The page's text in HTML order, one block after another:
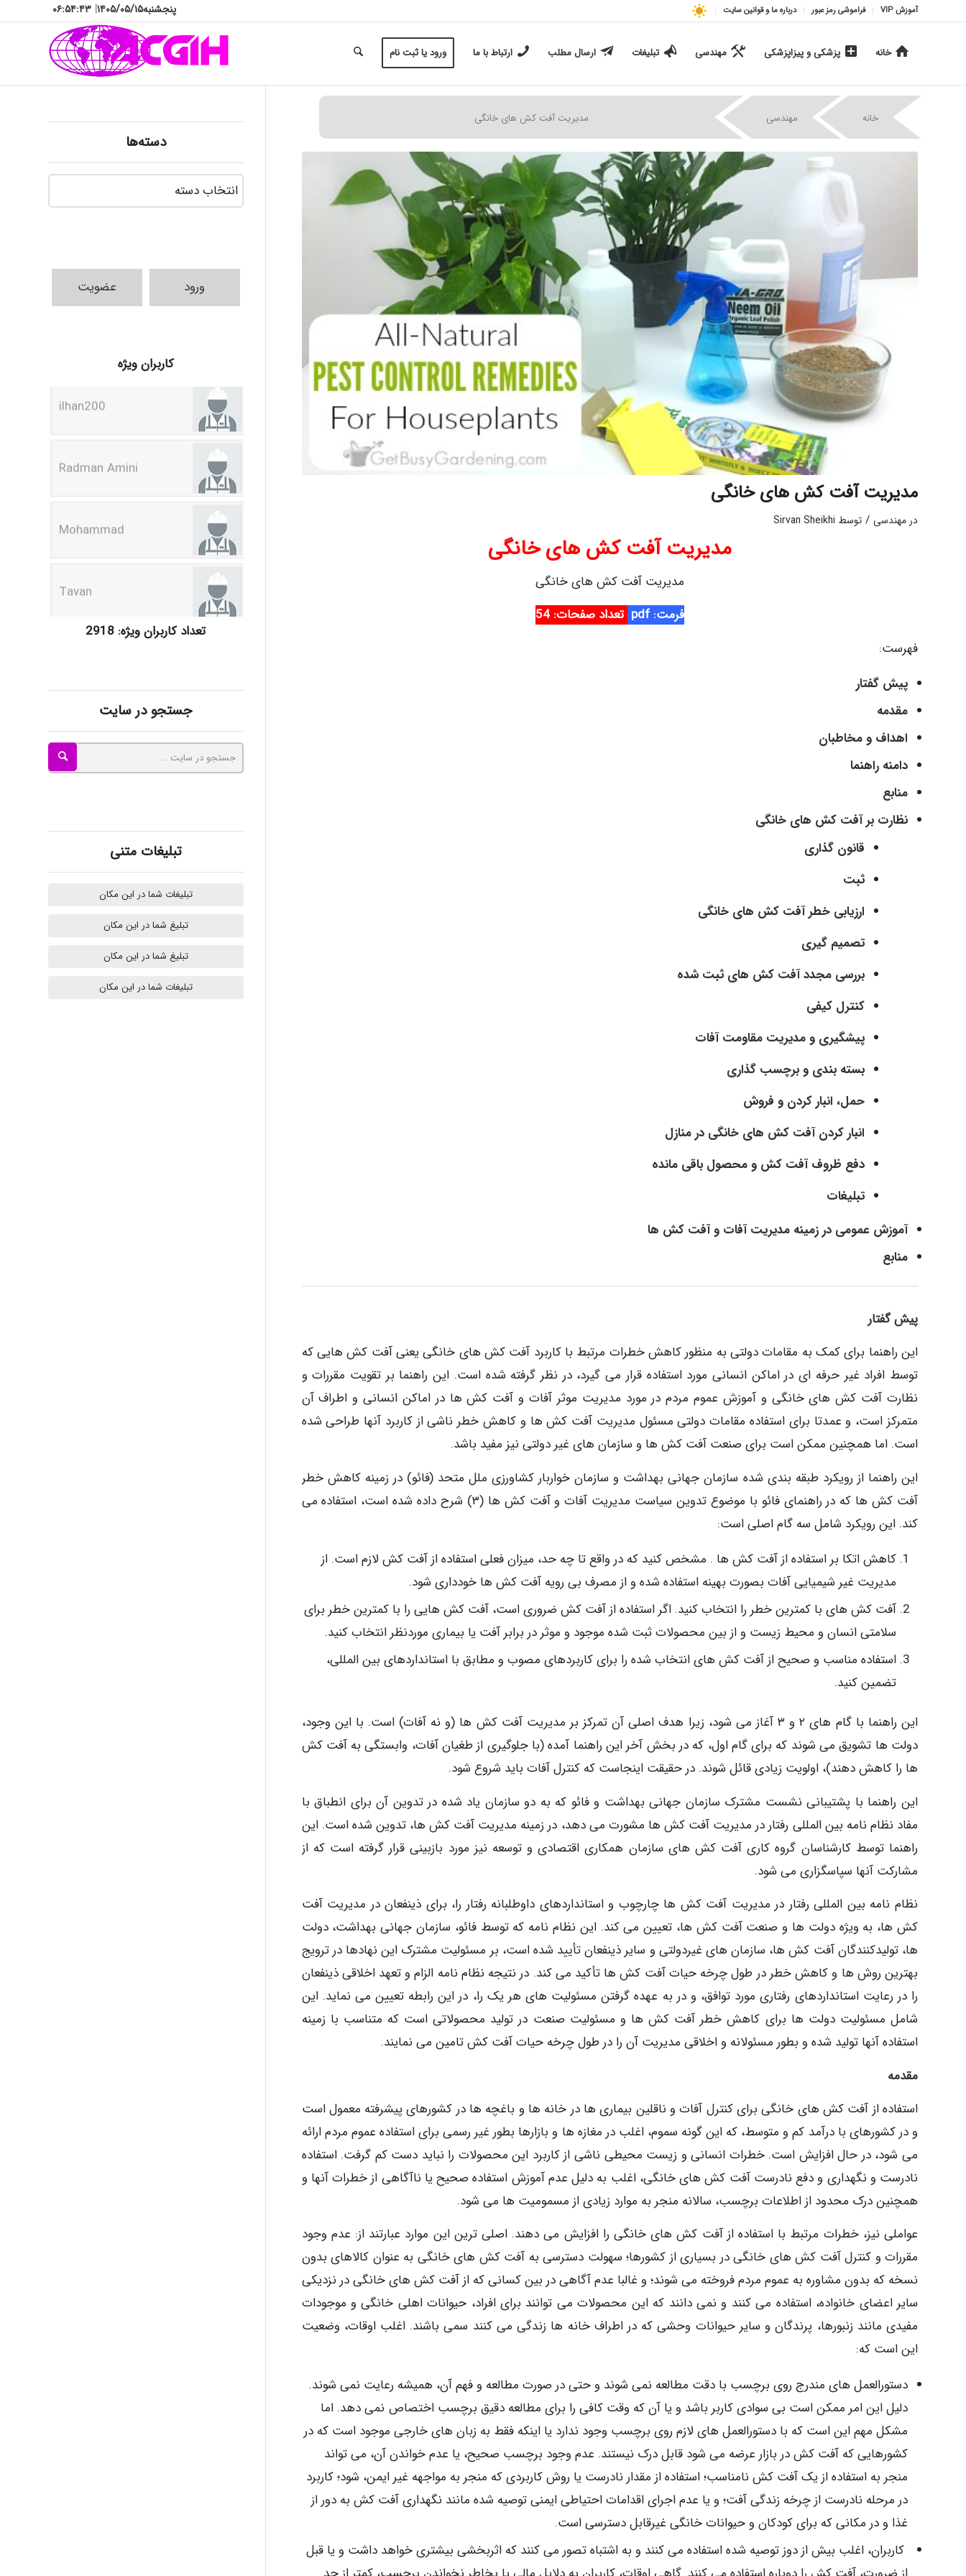
آموزش VIP فراموشی رمز عبور درباره ما و قوانین سایت پنجشنبه۱۴۰۵/۰۵/۱۵| ۰۶:۵۴:۴۴
خانه پزشکی و پیزاپزشکی مهندسی تبلیغات ارسال مطلب ارتباط با ما ورود یا ثبت نام
خانه مهندسی | مدیریت آفت کش های خانگی
مدیریت آفت کش های خانگی
در مهندسی / توسط Sirvan Sheikhi
مدیریت آفت کش های خانگی
مدیریت آفت کش های خانگی
فرمت: pdf تعداد صفحات:54
فهرست:
پیش گفتار
مقدمه
اهداف و مخاطبان
دامنه راهنما
منابع
نظارت بر آفت کش های خانگی
قانون گذاری
ثبت
ارزیابی خطر آفت کش های خانگی
تصمیم گیری
بررسی مجدد آفت کش های ثبت شده
کنترل کیفی
پیشگیری و مدیریت مقاومت آفات
بسته بندی و برچسب گذاری
حمل، انبار کردن و فروش
انبار کردن آفت کش های خانگی در منازل
دفع ظروف آفت کش و محصول باقی مانده
تبلیغات
آموزش عمومی در زمینه مدیریت آفات و آفت کش ها
منابع
پیش گفتار
این راهنما برای کمک به مقامات دولتی به منظور کاهش خطرات مرتبط با کاربرد آفت کش های خانگی یعنی آفت کش هایی که
توسط افراد غیر حرفه ای در اماکن انسانی مورد استفاده قرار می گیرد، در نظر گرفته شده است. این راهنما بر تقویت مقررات و
نظارت آفت کش های خانگی و آموزش عموم مردم در مورد مدیریت موثر آفات و آفت کش ها در اماکن انسانی و اطراف آن
متمرکز است، و عمدتا برای استفاده مقامات دولتی مسئول مدیریت آفت کش ها و کاهش خطر ناشی از کاربرد آنها طراحی شده
است. اما همچنین ممکن است برای صنعت آفت کش ها و سازمان های غیر دولتی نیز مفید باشد.
این راهنما از رویکرد طبقه بندی شده سازمان جهانی بهداشت و سازمان خواربار کشاورزی ملل متحد (فائو) در زمینه کاهش خطر
آفت کش ها که در راهنمای فائو با موضوع تدوین سیاست مدیریت آفات و آفت کش ها (۳) شرح داده شده است، استفاده می
کند. این رویکرد شامل سه گام اصلی است:
کاهش اتکا بر استفاده از آفت کش ها . مشخص کنید که در واقع تا چه حد، میزان فعلی استفاده از آفت کش لازم است. از
مدیریت غیر شیمیایی آفات بصورت بهینه استفاده شده و از مصرف بی رویه آفت کش ها خودداری شود.
آفت کش های با کمترین خطر را انتخاب کنید. اگر استفاده از آفت کش ضروری است، آفت کش هایی را با کمترین خطر برای
سلامتی انسان و محیط زیست و از بین محصولات ثبت شده موجود و موثر در برابر آفت یا بیماری موردنظر انتخاب کنید.
استفاده مناسب و صحیح از آفت کش های انتخاب شده را برای کاربردهای مصوب و مطابق با استانداردهای بین المللی،
تضمین کنید.
این راهنما با گام های ۲ و ۳ آغاز می شود، زیرا هدف اصلی آن تمرکز بر مدیریت آفت کش ها (و نه آفات) است. با این وجود،
دولت ها تشویق می شوند که برای گام اول، که در بخش آخر این راهنما آمده (با جلوگیری از طغیان آفات، وابستگی به آفت کش
ها را کاهش دهند)، اولویت زیادی قائل شوند. در حقیقت اینجاست که کنترل آفات باید شروع شود.
این راهنما با پشتیبانی نشست مشترک سازمان جهانی بهداشت و فائو که به دو سازمان یاد شده در تدوین آن برای انطباق با
مفاد نظام نامه بین المللی رفتار در مدیریت آفت کش ها مشورت می دهد، در زمینه مدیریت آفت کش ها، تدوین شده است. این
راهنما توسط کارشناسان گروه کاری آفت کش های سازمان همکاری اقتصادی و توسعه نیز مورد بازبینی قرار گرفته است که از
مشارکت آنها سپاسگزاری می شود.
نظام نامه بین المللی رفتار در مدیریت آفت کش ها چارچوب و استانداردهای داوطلبانه رفتار را، برای ذینفعان در مدیریت آفت
کش ها، به ویژه دولت ها و صنعت آفت کش ها، تعیین می کند. این نظام نامه که توسط فائو، سازمان جهانی بهداشت، دولت
ها، تولیدکنندگان آفت کش ها، سازمان های غیردولتی و سایر ذینفعان تأیید شده است، بر مسئولیت مشترک این نهادها در ترویج
بهترین روش ها و کاهش خطر در طول چرخه حیات آفت کش ها تأکید می کند. در نتیجه نظام نامه الزام و تعهد اخلاقی ذینفعان
را در رعایت استانداردهای رفتاری مورد توافق، و در به عهده گرفتن مسئولیت های هر یک را، در این رابطه تعیین می نماید. این
شامل مسئولیت دولت ها برای کاهش خطر آفت کش ها و مسئولیت صنعت در تولید محصولاتی است که متناسب با زمینه
استفاده آنها تولید شده و بطور مسئولانه و اخلاقی مدیریت آن را در طول چرخه حیات آفت کش تامین می نمایند.
مقدمه
استفاده از آفت کش های خانگی برای کنترل آفات و ناقلین بیماری ها در خانه ها و باغچه ها در کشورهای پیشرفته معمول است
و در کشورهای با درآمد کم و متوسط، که این گونه سموم، اغلب در مغازه ها و بازارها بطور غیر رسمی برای استفاده عموم مردم ارائه
می شود، در حال افزایش است. خطرات انسانی و زیست محیطی ناشی از کاربرد این محصولات را نباید دست کم گرفت. استفاده
نادرست و نگهداری و دفع نادرست آفت کش های خانگی، اغلب به دلیل عدم آموزش استفاده صحیح یا ناآگاهی از خطرات آنها و
همچنین درک محدود از اطلاعات برچسب، سالانه منجر به موارد زیادی از مسمومیت ها می شود.
عواملی نیز، خطرات مرتبط با استفاده از آفت کش های خانگی را افزایش می دهند. اصلی ترین این موارد عبارتند از: عدم وجود
مقررات و کنترل آفت کش های خانگی در بسیاری از کشورها؛ سهولت دسترسی به آفت کش های خانگی به عنوان کالاهای بدون
نسخه که بدون مشاوره به عموم مردم فروخته می شوند؛ و غالبا عدم آگاهی در بین کسانی که از آفت کش های خانگی در نزدیکی
سایر اعضای خانواده، استفاده می کنند و نمی دانند که این محصولات می توانند برای افراد، حیوانات اهلی خانگی و موجودات
مفیدی مانند زنبورها، پرندگان و سایر حیوانات وحشی که در اطراف خانه ها زندگی می کنند سمی باشند. اغلب اوقات، وضعیت
این است که:
دستورالعمل های مندرج روی برچسب با دقت مطالعه نمی شوند و حتی در صورت مطالعه و فهم آن، همیشه رعایت نمی شوند.
دلیل این امر ممکن است بی سوادی کاربر باشد و یا آن که وقت کافی را برای مطالعه دقیق برچسب اختصاص نمی دهد. اما
مشکل مهم این است که با دستورالعمل های لازم روی برچسب وجود ندارد یا اینکه فقط به زبان های خارجی موجود است که در
کشورهایی که آفت کش در بازار عرضه می شود قابل درک نیستند. عدم وجود برچسب صحیح، یا عدم خواندن آن، می تواند
منجر به استفاده از یک آفت کش نامناسب؛ استفاده از مقدار نادرست یا روش کاربردی که منجر به مواجهه غیر ایمن، شود؛ کاربرد
در مرحله نادرست از چرخه زندگی آفت؛ و یا عدم اجرای اقدامات احتیاطی ایمنی توصیه شده مانند نگهداری آفت کش به دور از
غذا و در مکانی که برای کودکان و حیوانات خانگی غیرقابل دسترسی است.
کاربران، اغلب بیش از دوز توصیه شده استفاده می کنند و به اشتباه تصور می کنند که اثربخشی بیشتری خواهد داشت و یا قبل
دسته‌ها
دسته‌ها
ورود عضویت
کاربران ویژه
Radman Amini
Mohammad
Tavan
akhtar shahsavandi
ayda habibnejad
تعداد کاربران ویژه: 2918
جستجو در سایت
تبلیغات متنی
تبلیغات شما در این مکان
تبلیغ شما در این مکان
تبلیغ شما در این مکان
تبلیغات شما در این مکان